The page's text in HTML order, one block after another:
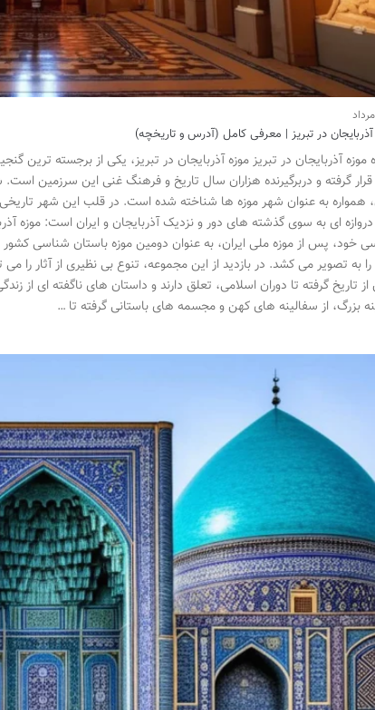
در تبریز | معرفی کامل (آدرس و تاریخچه)
موزه آذربایجان در تبریز موزه آذربایجان در تبریز، یکی از برجسته
قرار گرفته و دربرگیرنده هزاران سال تاریخ و فرهنگ غنی این سرزمین
همواره به عنوان شهر موزه ها شناخته شده است. در قلب این شهر
ای به سوی گذشته های دور و نزدیک آذربایجان و ایران است: موزه
خود، پس از موزه ملی ایران، به عنوان دومین موزه باستان شناسی
به تصویر می کشد. در بازدید از این مجموعه، تنوع بی نظیری از آثار
تاریخ گرفته تا دوران اسلامی، تعلق دارند و داستان های ناگفته ای از
بزرگ، از سفالینه های کهن و مجسمه های باستانی گرفته تا …